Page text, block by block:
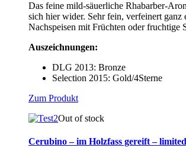
Das feine mild-säuerliche Rhabarber-
sich hier wider. Sehr fein, verfeinert ganz
Nachspeisen mit Früchten oder fruchtige
Auszeichnungen:
DLG 2013: Bronze
Selection 2015: Gold/4Sterne
Zum ProduktDieses
weist
Varianten
Out of stock
Cerubino – im Holzfass gereift –